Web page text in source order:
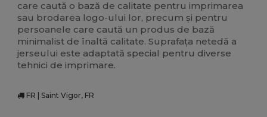
care caută o bază de calitate pentru imprimarea
sau brodarea logo-ului lor, precum și pentru
persoanele care caută un produs de bază
minimalist de înaltă calitate. Suprafața netedă a
jerseului este adaptată special pentru diverse
tehnici de imprimare.
FR | Saint Vigor, FR